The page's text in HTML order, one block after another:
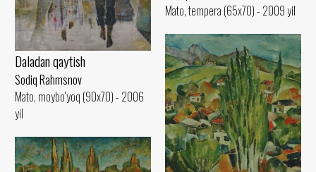
Mato, tempera (65x70) - 2009 yil
Daladan qaytish
Sodiq Rahmsnov
Mato, moybo‘yoq (90x70) - 2006
yil